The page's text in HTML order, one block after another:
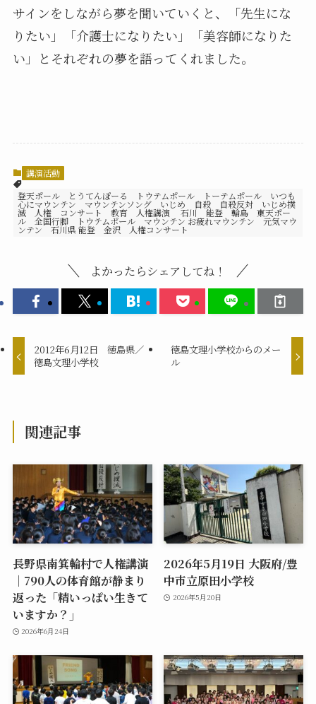
サインをしながら夢を聞いていくと、「先生にな
りたい」「介護士になりたい」「美容師になりた
い」とそれぞれの夢を語ってくれました。
講演活動
登天ポール とうてんぽーる トウテムポール トーテムポール いつも
心にマウンテン マウンテンソング いじめ 自殺 自殺反対 いじめ撲
滅 人権 コンサート 教育 人権講演 石川 能登 輪島 東天ポー
ル 全国行脚 トウテムポール マウンテン お疲れマウンテン 元気マウ
ンテン 石川県 能登 金沢 人権コンサート
よかったらシェアしてね！
2012年6月12日 徳島県／
徳島文理小学校
徳島文理小学校からのメー
ル
関連記事
長野県南箕輪村で人権講演
｜790人の体育館が静まり
返った「精いっぱい生きて
いますか？」
2026年6月24日
2026年5月19日 大阪府/豊
中市立原田小学校
2026年5月20日